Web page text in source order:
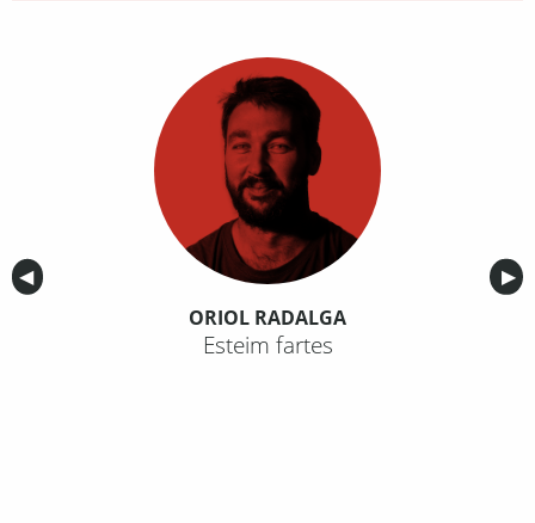
Anterior
◀︎ ▶︎
ORIOL RADALGA
Esteim fartes